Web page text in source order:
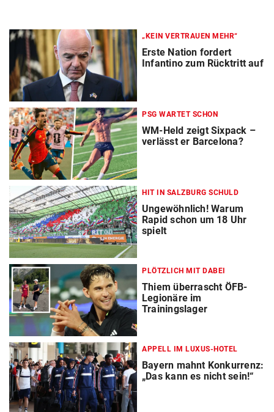
„KEIN VERTRAUEN MEHR“
Erste Nation fordert
Infantino zum Rücktritt auf
PSG WARTET SCHON
WM-Held zeigt Sixpack –
verlässt er Barcelona?
HIT IN SALZBURG SCHULD
Ungewöhnlich! Warum
Rapid schon um 18 Uhr
spielt
PLÖTZLICH MIT DABEI
Thiem überrascht ÖFB-
Legionäre im
Trainingslager
APPELL IM LUXUS-HOTEL
Bayern mahnt Konkurrenz:
„Das kann es nicht sein!“